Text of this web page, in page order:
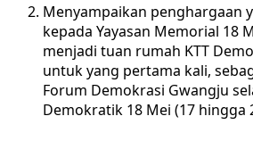
Menyampaikan penghargaan
kepada Yayasan Memorial 18
menjadi tuan rumah KTT
untuk yang pertama kali,
Forum Demokrasi Gwangju
Demokratik 18 Mei (17 hingga